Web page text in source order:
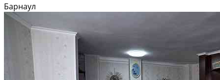
основной части города, путешественники максимально экономят,
поэтому заведение «Пионер» понравится всем, кто...
В аренду; Площадь: 700 м²; Сдает: Собственник; Залог: Без залога
Барнаул